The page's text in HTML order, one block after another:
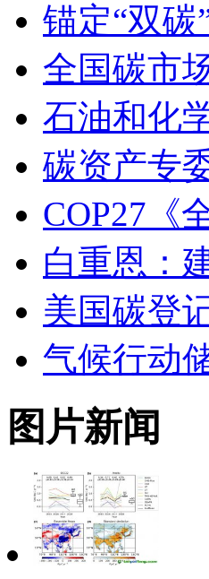
锚定“双
全国碳市
石油和化
碳资产专
COP27《
白重恩：
美国碳登
气候行动
图片新闻